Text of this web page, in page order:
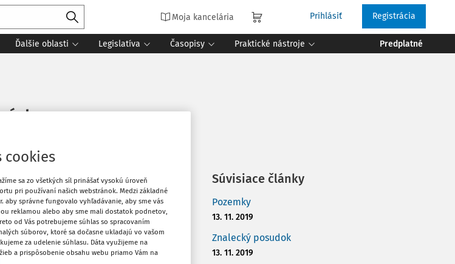
Moja kancelária Prihlásiť Registrácia
Ďalšie oblasti Legislatíva Časopisy Praktické nástroje Predplatné
pozemkov a k
pozemku.
z tohto
po
Vytlačiť
Obľúbené
Súvisiace články
Pozemky
13. 11. 2019
Znalecký posudok
13. 11. 2019
cookies
sa zo všetkých síl prinášať vysokú úroveň
pri používaní našich webstránok. Medzi základné
aby správne fungovalo vyhľadávanie, aby sme vás
reklamou alebo aby sme mali dostatok podnetov,
od Vás potrebujeme súhlas so spracovaním
súborov, ktoré sa dočasne ukladajú vo vašom
za udelenie súhlasu. Dáta využijeme na
a prispôsobenie obsahu webu priamo Vám na